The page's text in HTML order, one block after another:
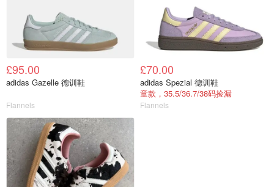
£95.00
adidas Gazelle 德训鞋
Flannels
£70.00
adidas Spezial 德训鞋
童款，35.5/36.7/38码捡漏
Flannels